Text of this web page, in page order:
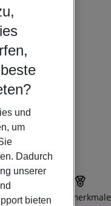
Hotelmerkmale
und
um
Dadurch
unserer
bieten